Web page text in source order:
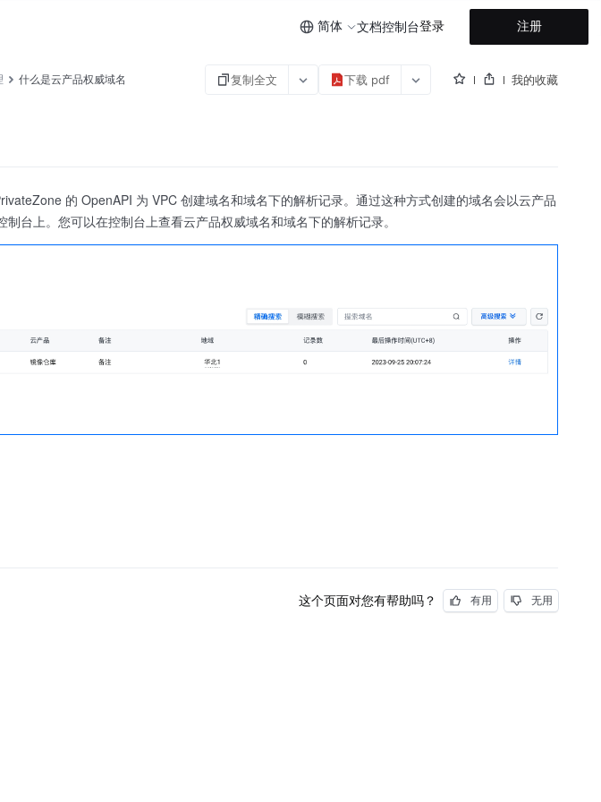
简体 文档控制台登录 注册
什么是云产品权威域名 复制全文 下载 pdf 我的收藏
的 OpenAPI 为 VPC 创建域名和域名下的解析记录。通过这种方式创建的域名会以云产品
台上。您可以在控制台上查看云产品权威域名和域名下的解析记录。
这个页面对您有帮助吗？ 有用 无用